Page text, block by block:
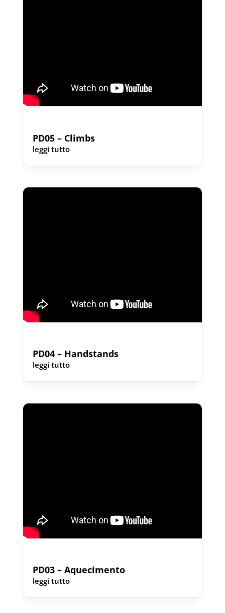
PD05 – Climbs
leggi tutto
PD04 – Handstands
leggi tutto
PD03 – Aquecimento
leggi tutto